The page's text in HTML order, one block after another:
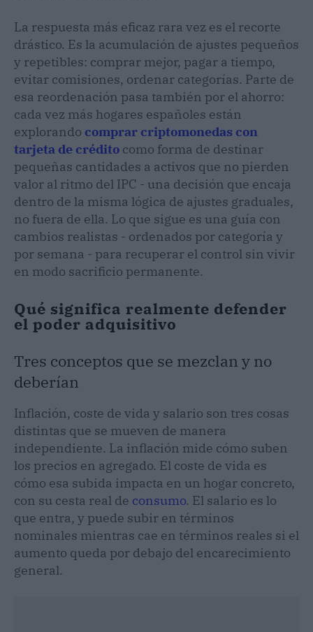
La respuesta más eficaz rara vez es el recorte
drástico. Es la acumulación de ajustes pequeños
y repetibles: comprar mejor, pagar a tiempo,
evitar comisiones, ordenar categorías. Parte de
esa reordenación pasa también por el ahorro:
cada vez más hogares españoles están
explorando comprar criptomonedas con
tarjeta de crédito como forma de destinar
pequeñas cantidades a activos que no pierden
valor al ritmo del IPC - una decisión que encaja
dentro de la misma lógica de ajustes graduales,
no fuera de ella. Lo que sigue es una guía con
cambios realistas - ordenados por categoría y
por semana - para recuperar el control sin vivir
en modo sacrificio permanente.
Qué significa realmente defender
el poder adquisitivo
Tres conceptos que se mezclan y no
deberían
Inflación, coste de vida y salario son tres cosas
distintas que se mueven de manera
independiente. La inflación mide cómo suben
los precios en agregado. El coste de vida es
cómo esa subida impacta en un hogar concreto,
con su cesta real de consumo. El salario es lo
que entra, y puede subir en términos
nominales mientras cae en términos reales si el
aumento queda por debajo del encarecimiento
general.